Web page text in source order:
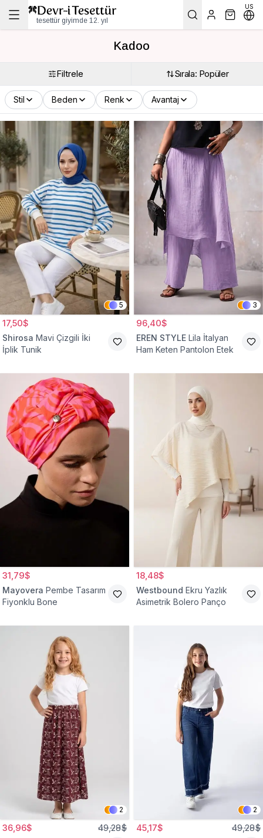
tesettür giyimde 12. yıl
US
Kadoo
Filtrele Sırala: Popüler
Stil Beden Renk Avantaj
5
17,50$
Shirosa Mavi Çizgili İki
İplik Tunik
3
96,40$
EREN STYLE Lila İtalyan
Ham Keten Pantolon Etek
31,79$
Mayovera Pembe Tasarım
Fiyonklu Bone
18,48$
Westbound Ekru Yazlık
Asimetrik Bolero Panço
2
36,96$ 49,28$
2
45,17$ 49,28$